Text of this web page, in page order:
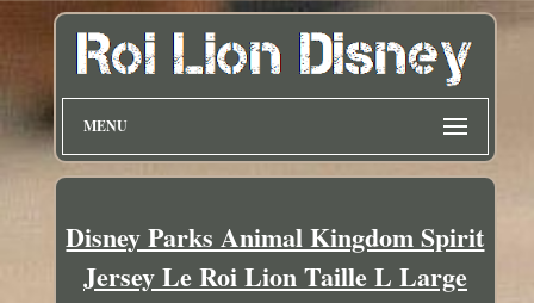
MENU
Disney Parks Animal Kingdom Spirit
Jersey Le Roi Lion Taille L Large